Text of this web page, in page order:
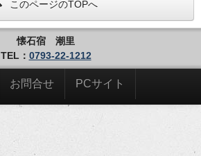
このページのTOPへ
懐石宿 潮里
TEL： 0793-22-1212
お問合せ PCサイト